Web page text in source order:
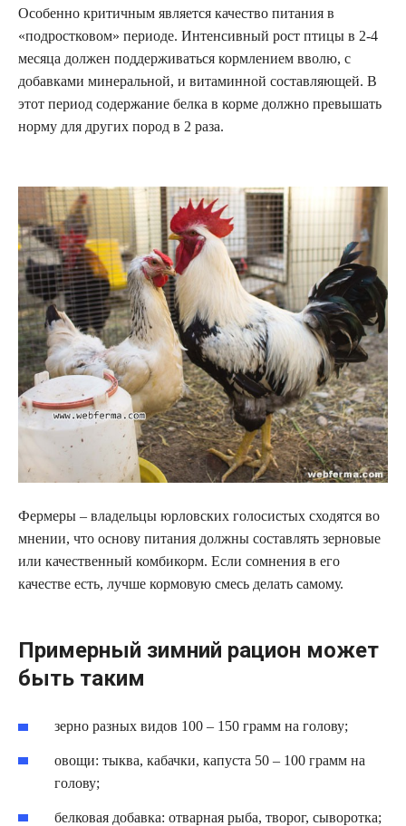
Особенно критичным является качество питания в
«подростковом» периоде. Интенсивный рост птицы в 2-4
месяца должен поддерживаться кормлением вволю, с
добавками минеральной, и витаминной составляющей. В
этот период содержание белка в корме должно превышать
норму для других пород в 2 раза.
Фермеры – владельцы юрловских голосистых сходятся во
мнении, что основу питания должны составлять зерновые
или качественный комбикорм. Если сомнения в его
качестве есть, лучше кормовую смесь делать самому.
Примерный зимний рацион может
быть таким
зерно разных видов 100 – 150 грамм на голову;
овощи: тыква, кабачки, капуста 50 – 100 грамм на
голову;
белковая добавка: отварная рыба, творог, сыворотка;